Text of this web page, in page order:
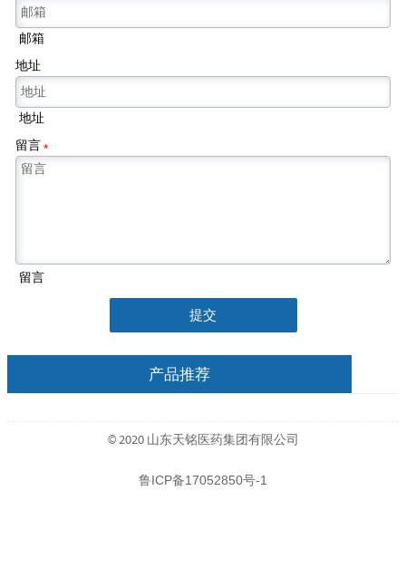
邮箱
地址
地址
留言*
留言
提交
产品推荐
© 2020 山东天铭医药集团有限公司
鲁ICP备17052850号-1